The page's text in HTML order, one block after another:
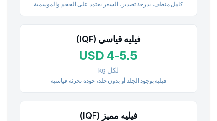
كامل منظف، بدرجة تصدير، السعر يعتمد على الحجم والموسمية
فيليه قياسي (IQF)
USD 4-5.5
لكل kg
فيليه بوجود الجلد أو بدون جلد، جودة تجزئة قياسية
فيليه مميز (IQF)